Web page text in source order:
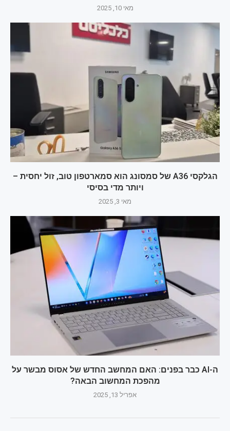
מאי 10, 2025
הגלקסי A36 של סמסונג הוא סמארטפון טוב, זול יחסית –
ויותר מדי בסיסי
מאי 3, 2025
ה-AI כבר בפנים: האם המחשב החדש של אסוס מבשר על
מהפכת המחשוב הבאה?
אפריל 13, 2025